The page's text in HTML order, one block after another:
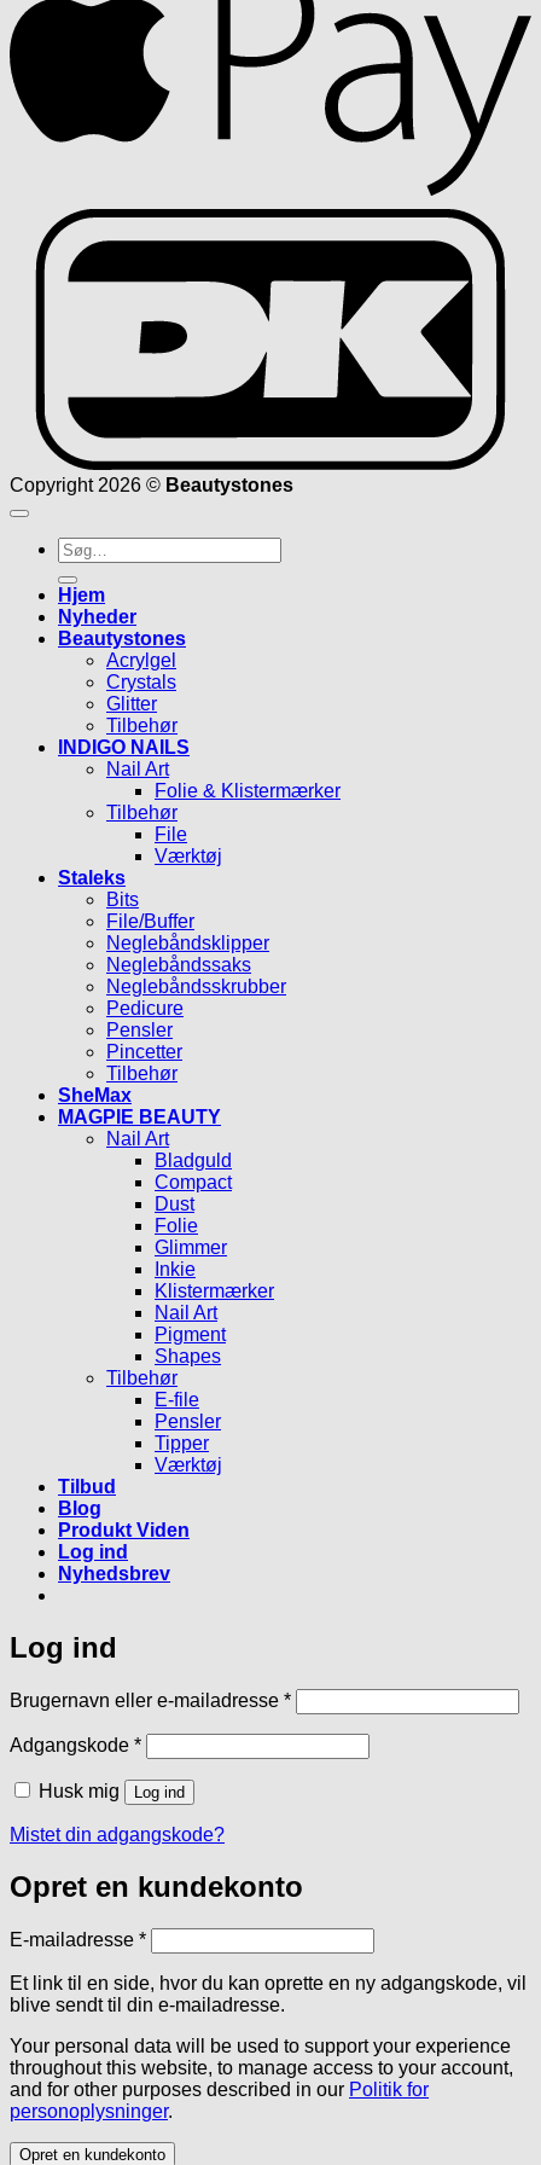
Copyright 2026 © Beautystones
Søg
efter:
Hjem
Nyheder
Beautystones
Acrylgel
Crystals
Glitter
Tilbehør
INDIGO NAILS
Nail Art
Folie & Klistermærker
Tilbehør
File
Værktøj
Staleks
Bits
File/Buffer
Neglebåndsklipper
Neglebåndssaks
Neglebåndsskrubber
Pedicure
Pensler
Pincetter
Tilbehør
SheMax
MAGPIE BEAUTY
Nail Art
Bladguld
Compact
Dust
Folie
Glimmer
Inkie
Klistermærker
Nail Art
Pigment
Shapes
Tilbehør
E-file
Pensler
Tipper
Værktøj
Tilbud
Blog
Produkt Viden
Log ind
Nyhedsbrev
Log ind
Brugernavn eller e-mailadresse *Påkrævet
Adgangskode *Påkrævet
Husk mig Log ind
Mistet din adgangskode?
Opret en kundekonto
E-mailadresse *Påkrævet
Et link til en side, hvor du kan oprette en ny adgangskode, vil
blive sendt til din e-mailadresse.
Your personal data will be used to support your experience
throughout this website, to manage access to your account,
and for other purposes described in our Politik for
personoplysninger.
Opret en kundekonto